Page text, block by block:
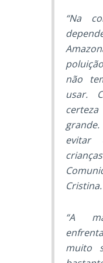
“Na
não
usar.
evitar
Cristina.
“A
muito